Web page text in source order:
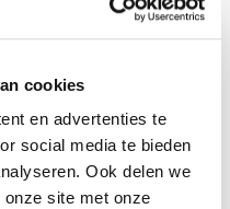
cookies
en advertenties te
social media te bieden
Ook delen we
site met onze
valt salaris
Ze voeren het
uit.